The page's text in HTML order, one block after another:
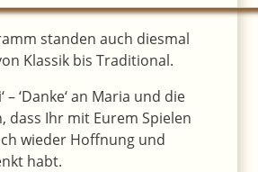
standen auch diesmal
Klassik bis Traditional.
– ‘Danke‘ an Maria und die
dass Ihr mit Eurem Spielen
wieder Hoffnung und
habt.